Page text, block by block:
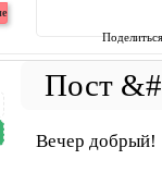
Вечер добрый!